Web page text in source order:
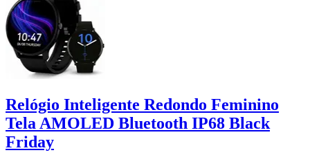
Relógio Inteligente Redondo Feminino
Tela AMOLED Bluetooth IP68 Black
Friday